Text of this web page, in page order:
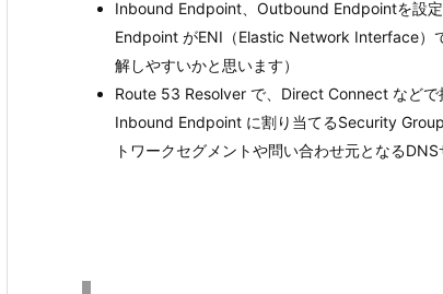
Inbound Endpoint、Outbound Endpointを設
Endpoint がENI（Elastic Network Interface）
解しやすいかと思います）
Route 53 Resolver で、Direct Connect などで
Inbound Endpoint に割り当てるSecurity
トワークセグメントや問い合わせ元となる